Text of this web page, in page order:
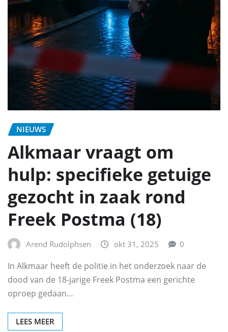
NIEUWS
Alkmaar vraagt om
hulp: specifieke getuige
gezocht in zaak rond
Freek Postma (18)
Arend Rudolphsen okt 31, 2025 0
In Alkmaar heeft de politie in het onderzoek naar de
dood van de 18-jarige Freek Postma een gerichte
oproep gedaan…
LEES MEER